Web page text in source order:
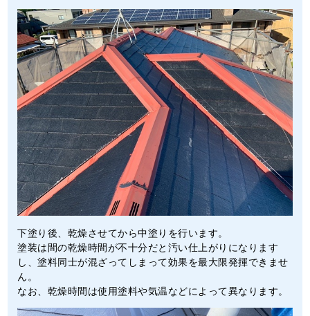
下塗り後、乾燥させてから中塗りを行います。
塗装は間の乾燥時間が不十分だと汚い仕上がりになります
し、塗料同士が混ざってしまって効果を最大限発揮できませ
ん。
なお、乾燥時間は使用塗料や気温などによって異なります。